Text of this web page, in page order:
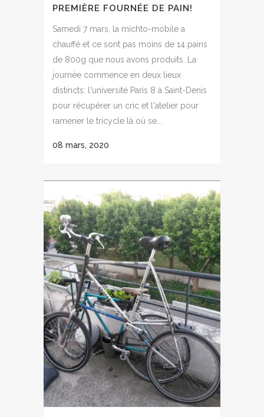
PREMIÈRE FOURNÉE DE PAIN!
Samedi 7 mars, la michto-mobile a
chauffé et ce sont pas moins de 14 pains
de 800g que nous avons produits. La
journée commence en deux lieux
distincts: l'université Paris 8 à Saint-Denis
pour récupérer un cric et l'atelier pour
ramener le tricycle là où se...
08 mars, 2020